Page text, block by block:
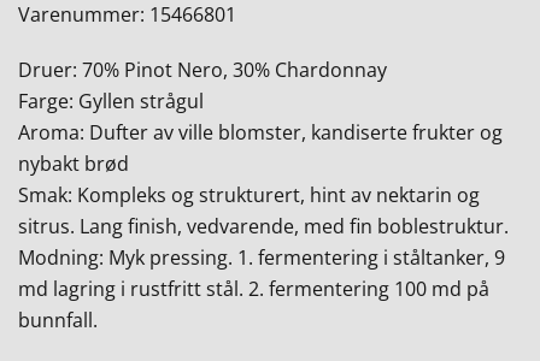
Varenummer: 15466801
Druer: 70% Pinot Nero, 30% Chardonnay
Farge: Gyllen strågul
Aroma: Dufter av ville blomster, kandiserte frukter og
nybakt brød
Smak: Kompleks og strukturert, hint av nektarin og
sitrus. Lang finish, vedvarende, med fin boblestruktur.
Modning: Myk pressing. 1. fermentering i ståltanker, 9
md lagring i rustfritt stål. 2. fermentering 100 md på
bunnfall.